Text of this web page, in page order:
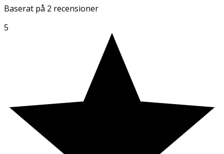
Baserat på 2 recensioner
5